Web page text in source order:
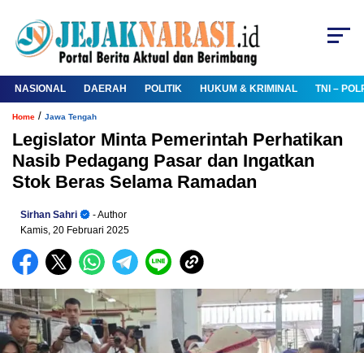
NASIONAL DAERAH POLITIK HUKUM & KRIMINAL TNI –
Home / Jawa Tengah
Legislator Minta Pemerintah Perhatikan
Nasib Pedagang Pasar dan Ingatkan
Stok Beras Selama Ramadan
Sirhan Sahri
- Author
Kamis, 20 Februari 2025